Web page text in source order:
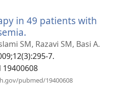
く）
タ
開
in 49 patients with
し
い
タ
ブ
SM, Razavi SM, Basi A.
7.
19400608
pubmed/19400608